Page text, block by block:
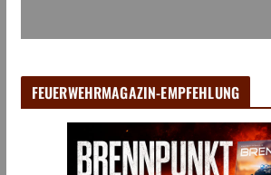
FEUERWEHRMAGAZIN-EMPFEHLUNG